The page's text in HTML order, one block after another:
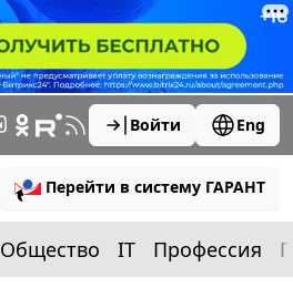
Войти Eng
Перейти в систему ГАРАНТ
Общество IT Профессия